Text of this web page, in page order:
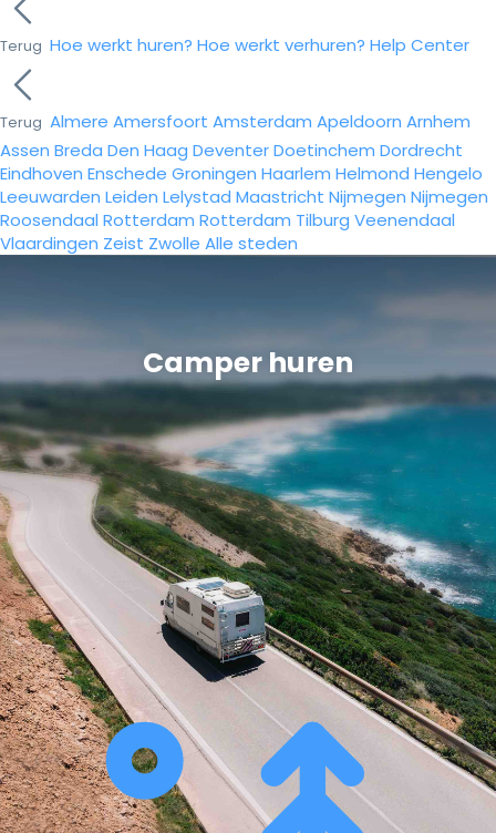
Terug Hoe werkt huren? Hoe werkt verhuren? Help Center
Terug Almere Amersfoort Amsterdam Apeldoorn Arnhem
Assen Breda Den Haag DeventerDoetinchem Dordrecht
Eindhoven Enschede Groningen Haarlem Helmond Hengelo
Leeuwarden Leiden Lelystad Maastricht Nijmegen Nijmegen
Roosendaal Rotterdam Rotterdam Tilburg Veenendaal
Vlaardingen Zeist Zwolle Alle steden
Camper huren